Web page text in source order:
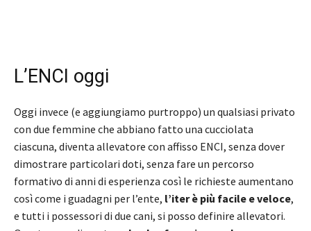
L’ENCI oggi
Oggi invece (e aggiungiamo purtroppo) un qualsiasi privato
con due femmine che abbiano fatto una cucciolata
ciascuna, diventa allevatore con affisso ENCI, senza dover
dimostrare particolari doti, senza fare un percorso
formativo di anni di esperienza così le richieste aumentano
così come i guadagni per l’ente, l’iter è più facile e veloce,
e tutti i possessori di due cani, si posso definire allevatori.